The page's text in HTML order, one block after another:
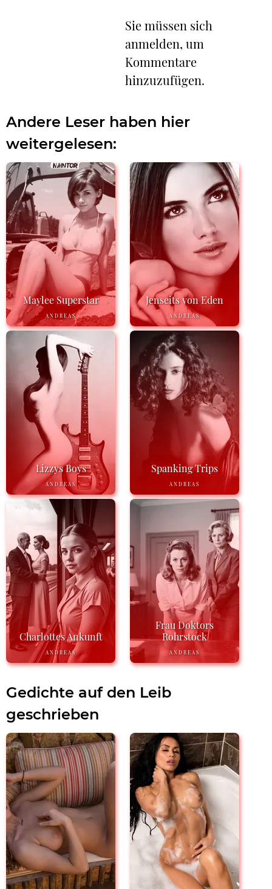
Sie müssen sich
anmelden, um
Kommentare
hinzuzufügen.
Andere Leser haben hier
weitergelesen:
Maylee Superstar
ANDREAS
Jenseits von Eden
ANDREAS
Lizzys Boys
ANDREAS
Spanking Trips
ANDREAS
Charlottes Ankunft
ANDREAS
Frau Doktors
Rohrstock
ANDREAS
Gedichte auf den Leib
geschrieben